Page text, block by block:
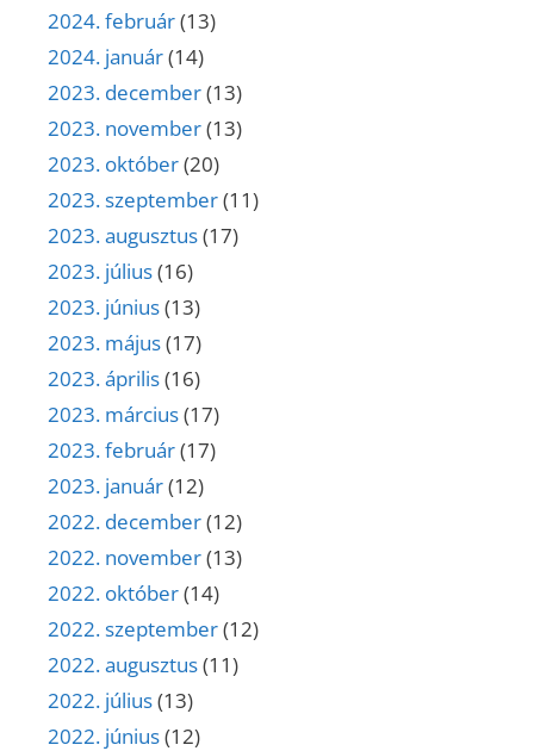
2024. február(13)
2024. január(14)
2023. december(13)
2023. november(13)
2023. október(20)
2023. szeptember(11)
2023. augusztus(17)
2023. július(16)
2023. június(13)
2023. május(17)
2023. április(16)
2023. március(17)
2023. február(17)
2023. január(12)
2022. december(12)
2022. november(13)
2022. október(14)
2022. szeptember(12)
2022. augusztus(11)
2022. július(13)
2022. június(12)